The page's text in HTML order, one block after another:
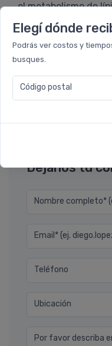
Elegí dónde
Podrás ver costos y
busques.
Código postal
el metabolismo de
Vitamina E - Potente
PRESENTACIONES
2 envases de 120
Déjanos tu
Nombre completo*
Email* (ej.
Teléfono
Ubicación
Por favor describa